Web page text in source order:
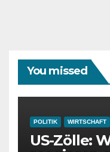
You missed
POLITIK WIRTSCHAFT
US-Zölle: